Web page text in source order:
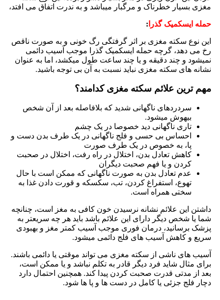
مغزی بسیار خطرناک و مرگبار میباشد و به ندرت اتفاق می افتد،
حمله ایسکمیک گذرا :
این نوع سکته مغزی بر اثر گرفتگی رگ خونی و به صورت ناقص
رخ می دهد، گرچه حمله ایسکمیک گذرا موجب آسیب دائمی
نمیشود و چند دقیقه و یا چند ساعت طول میکشد، اما به عنوان
نشانه های سکته مغزی نباید نسبت به آن بی توجه باشید.
مهم ترین علائم سکته مغزی کدامند؟
سردردهای ناگهانی شدید که بلافاصله بعد از آن شخص
بیهوش میشود.
تاری ناگهانی دید خصوصا در یک چشم
احساس بی حسی و فلج ناگهانی در یک طرف بدن دست و
پا، به خصوص در یک طرف صورت
کاهش تعادل بدن، اختلال در راه رفت، اختلال در صحبت
کردن و یا فهم صحبت دیگران
عدم تعادل بدن به صورت ناگهانی که ممکن است با حال
تهوع، استفراغ کردن، تب، سکسکه و قورت دادن غذا به
سختی همراه است.
داشتن این علائم نشانه نرسیدن خون کافی به مغز است، چنانچه
شما یا شخص دیگر دارای این علائم باشد باید هر چه سریعتر به
پزشک برسانید، درمان فوری موجب آسیب کمتر مغز و بهبودی
سریع و کاهش آسیب های فلج دائمی میشود.
آسیب های ناشی از سکته مغزی می تواند موقتی یا دائمی باشند.
برای مثال شاید فرد دیگر قادر به تکلم نباشد و یا ممکن است،
بعد از مدتی قدرت صحبت کردن پیدا کند. همچنین احتمال دارد
دچار فلج جزئی یا کامل در دست ها و پا ها شود.